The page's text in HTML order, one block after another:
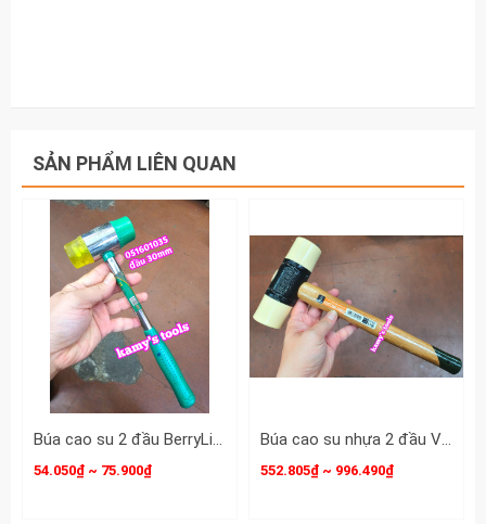
SẢN PHẨM LIÊN QUAN
Búa cao su 2 đầu BerryLion 27mm 30mm 36mm 051601040 051601035 051601030
54.050₫ ~ 75.900₫
Búa cao su nhựa 2 đầu Vessel 70x1/2 70x1 70x1-1/2 70x2 cao cấp made in japan
552.805₫ ~ 996.490₫